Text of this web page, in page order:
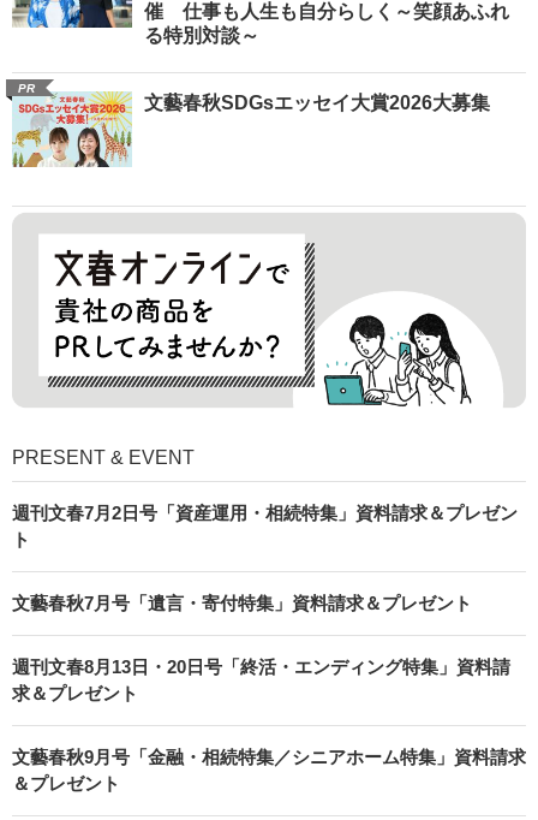
催 仕事も人生も自分らしく～笑顔あふれ
る特別対談～
PR
文藝春秋SDGsエッセイ大賞2026大募集
PRESENT & EVENT
週刊文春7月2日号「資産運用・相続特集」資料請求＆プレゼン
ト
文藝春秋7月号「遺言・寄付特集」資料請求＆プレゼント
週刊文春8月13日・20日号「終活・エンディング特集」資料請
求＆プレゼント
文藝春秋9月号「金融・相続特集／シニアホーム特集」資料請求
＆プレゼント